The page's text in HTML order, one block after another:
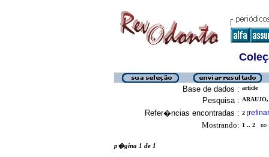
Base de dados : article
Pesquisa :
Refer�ncias encontradas : 2 [refinar
Mostrando: 1 .. 2 no
p�gina 1 de 1